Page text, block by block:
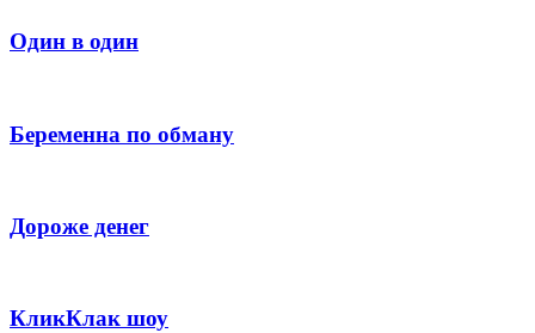
Один в один
Беременна по обману
Дороже денег
КликКлак шоу